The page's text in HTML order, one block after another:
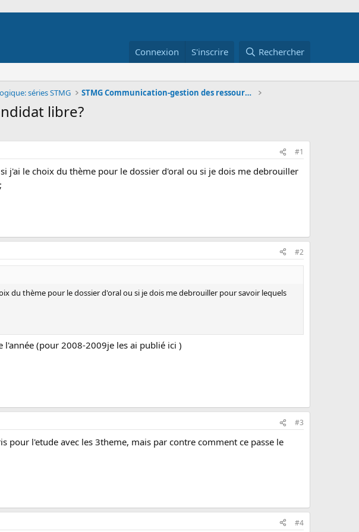
Connexion S'inscrire Rechercher
séries STMG STMG Communication-gestion des ressources humain
libre?
#1
j'ai le choix du thème pour le dossier d'oral ou si je dois me debrouiller
#2
du thème pour le dossier d'oral ou si je dois me debrouiller pour savoir lequels
(pour 2008-2009je les ai publié ici )
#3
l'etude avec les 3theme, mais par contre comment ce passe le
#4